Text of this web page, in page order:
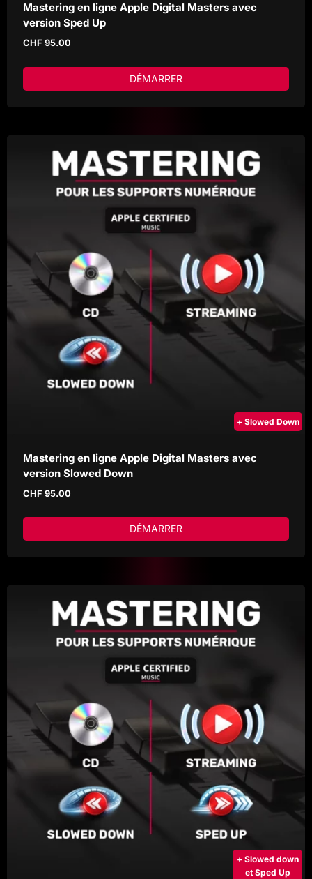
Mastering en ligne Apple Digital Masters avec
version Sped Up
CHF 95.00
DÉMARRER
+ Slowed Down
Mastering en ligne Apple Digital Masters avec
version Slowed Down
CHF 95.00
DÉMARRER
+ Slowed down
et Sped Up